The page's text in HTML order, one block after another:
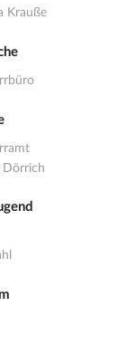
Krauße
Dörrich